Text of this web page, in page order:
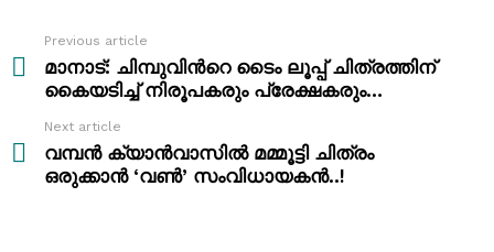
more
Previous article
മാനാട്: ചിമ്പുവിന്‍റെ ടൈം ലൂപ്പ് ചിത്രത്തിന്
കൈയടിച്ച് നിരൂപകരും പ്രേക്ഷകരും…
Next article
വമ്പൻ ക്യാൻവാസിൽ മമ്മൂട്ടി ചിത്രം
ഒരുക്കാൻ ‘വൺ’ സംവിധായകൻ..!